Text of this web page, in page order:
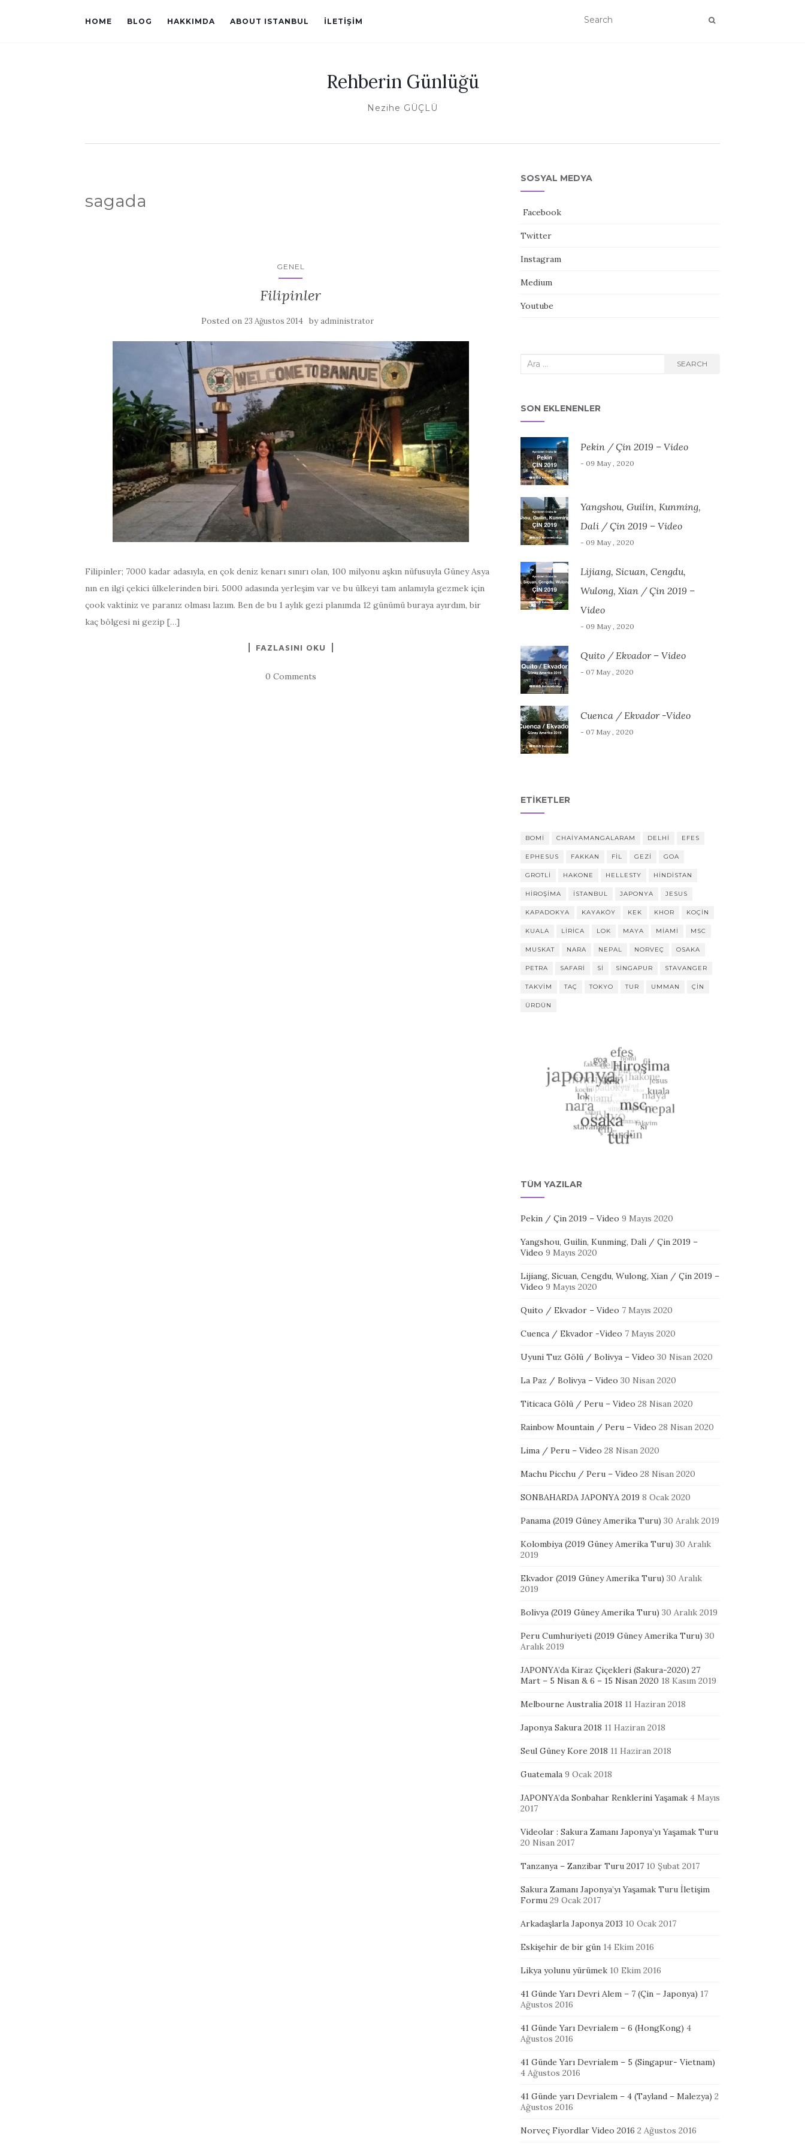
HOME BLOG HAKKIMDA ABOUT ISTANBUL İLETIŞIM
Rehberin Günlüğü
Nezihe GÜÇLÜ
sagada
GENEL
Filipinler
Posted on23 Ağustos 2014 byadministrator
Filipinler; 7000 kadar adasıyla, en çok deniz kenarı sınırı olan, 100 milyonu aşkın nüfusuyla Güney Asya
nın en ilgi çekici ülkelerinden biri. 5000 adasında yerleşim var ve bu ülkeyi tam anlamıyla gezmek için
çook vaktiniz ve paranız olması lazım. Ben de bu 1 aylık gezi planımda 12 günümü buraya ayırdım, bir
kaç bölgesi ni gezip […]
FAZLASINI OKU
0 Comments
SOSYAL MEDYA
Facebook
Twitter
Instagram
Medium
Youtube
Search
SEARCH
SON EKLENENLER
Pekin / Çin 2019 – Video
- 09 May , 2020
Yangshou, Guilin, Kunming,
Dali / Çin 2019 – Video
- 09 May , 2020
Lijiang, Sicuan, Cengdu,
Wulong, Xian / Çin 2019 –
Video
- 09 May , 2020
Quito / Ekvador – Video
- 07 May , 2020
Cuenca / Ekvador -Video
- 07 May , 2020
ETIKETLER
BOMI CHAIYAMANGALARAM DELHI EFES
EPHESUS FAKKAN FIL GEZI GOA
GROTLI HAKONE HELLESTY HINDISTAN
HIROŞIMA ISTANBUL JAPONYA JESUS
KAPADOKYA KAYAKÖY KEK KHOR KOÇIN
KUALA LIRICA LOK MAYA MIAMI MSC
MUSKAT NARA NEPAL NORVEÇ OSAKA
PETRA SAFARI SI SINGAPUR STAVANGER
TAKVIM TAÇ TOKYO TUR UMMAN ÇIN
ÜRDÜN
TÜM YAZILAR
Pekin / Çin 2019 – Video 9 Mayıs 2020
Yangshou, Guilin, Kunming, Dali / Çin 2019 –
Video 9 Mayıs 2020
Lijiang, Sicuan, Cengdu, Wulong, Xian / Çin 2019 –
Video 9 Mayıs 2020
Quito / Ekvador – Video 7 Mayıs 2020
Cuenca / Ekvador -Video 7 Mayıs 2020
Uyuni Tuz Gölü / Bolivya – Video 30 Nisan 2020
La Paz / Bolivya – Video 30 Nisan 2020
Titicaca Gölü / Peru – Video 28 Nisan 2020
Rainbow Mountain / Peru – Video 28 Nisan 2020
Lima / Peru – Video 28 Nisan 2020
Machu Picchu / Peru – Video 28 Nisan 2020
SONBAHARDA JAPONYA 2019 8 Ocak 2020
Panama (2019 Güney Amerika Turu) 30 Aralık 2019
Kolombiya (2019 Güney Amerika Turu) 30 Aralık
2019
Ekvador (2019 Güney Amerika Turu) 30 Aralık
2019
Bolivya (2019 Güney Amerika Turu) 30 Aralık 2019
Peru Cumhuriyeti (2019 Güney Amerika Turu) 30
Aralık 2019
JAPONYA’da Kiraz Çiçekleri (Sakura-2020) 27
Mart – 5 Nisan & 6 – 15 Nisan 2020 18 Kasım 2019
Melbourne Australia 2018 11 Haziran 2018
Japonya Sakura 2018 11 Haziran 2018
Seul Güney Kore 2018 11 Haziran 2018
Guatemala 9 Ocak 2018
JAPONYA’da Sonbahar Renklerini Yaşamak 4 Mayıs
2017
Videolar : Sakura Zamanı Japonya’yı Yaşamak Turu
20 Nisan 2017
Tanzanya – Zanzibar Turu 2017 10 Şubat 2017
Sakura Zamanı Japonya’yı Yaşamak Turu İletişim
Formu 29 Ocak 2017
Arkadaşlarla Japonya 2013 10 Ocak 2017
Eskişehir de bir gün 14 Ekim 2016
Likya yolunu yürümek 10 Ekim 2016
41 Günde Yarı Devri Alem – 7 (Çin – Japonya) 17
Ağustos 2016
41 Günde Yarı Devrialem – 6 (HongKong) 4
Ağustos 2016
41 Günde Yarı Devrialem – 5 (Singapur- Vietnam)
4 Ağustos 2016
41 Günde yarı Devrialem – 4 (Tayland – Malezya) 2
Ağustos 2016
Norveç Fiyordlar Video 2016 2 Ağustos 2016